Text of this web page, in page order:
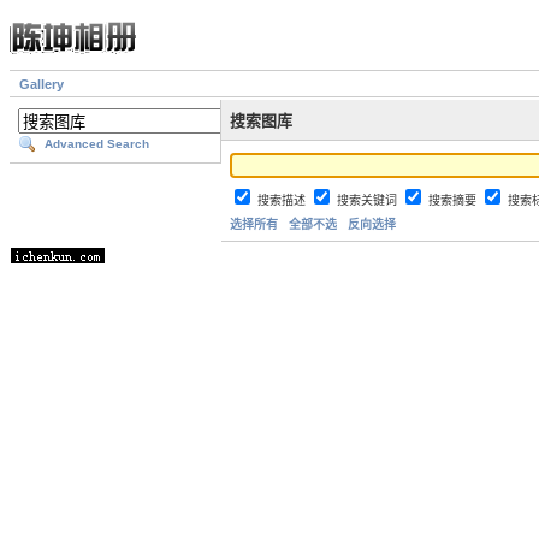
Gallery
Advanced Search
搜索图库
搜索描述 搜索关键词 搜索摘要 搜索
选择所有
全部不选 反向选择